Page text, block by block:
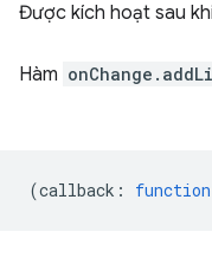
Được kích hoạt sau
Hàm
(callback : function